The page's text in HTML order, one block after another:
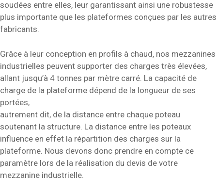
soudées entre elles, leur garantissant ainsi une robustesse
plus importante que les plateformes conçues par les autres
fabricants.
Grâce à leur conception en profils à chaud, nos mezzanines
industrielles peuvent supporter des charges très élevées,
allant jusqu’à 4 tonnes par mètre carré. La capacité de
charge de la plateforme dépend de la longueur de ses
portées,
autrement dit, de la distance entre chaque poteau
soutenant la structure. La distance entre les poteaux
influence en effet la répartition des charges sur la
plateforme. Nous devons donc prendre en compte ce
paramètre lors de la réalisation du devis de votre
mezzanine industrielle.